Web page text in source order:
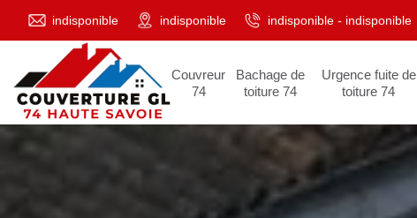
indisponible indisponible indisponible - indisponible
Couvreur
74
Bachage de
toiture 74
Urgence fuite de
toiture 74